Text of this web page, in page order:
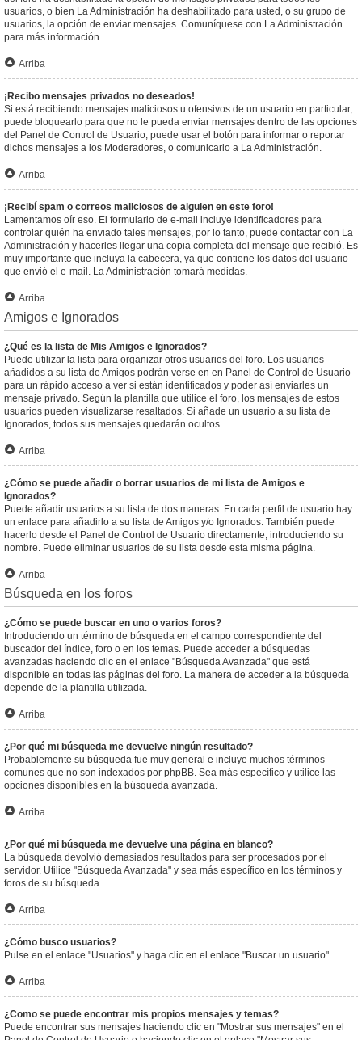
usuarios, o bien La Administración ha deshabilitado para usted, o su grupo de
usuarios, la opción de enviar mensajes. Comuníquese con La Administración
para más información.
Arriba
¡Recibo mensajes privados no deseados!
Si está recibiendo mensajes maliciosos u ofensivos de un usuario en particular,
puede bloquearlo para que no le pueda enviar mensajes dentro de las opciones
del Panel de Control de Usuario, puede usar el botón para informar o reportar
dichos mensajes a los Moderadores, o comunicarlo a La Administración.
Arriba
¡Recibí spam o correos maliciosos de alguien en este foro!
Lamentamos oír eso. El formulario de e-mail incluye identificadores para
controlar quién ha enviado tales mensajes, por lo tanto, puede contactar con La
Administración y hacerles llegar una copia completa del mensaje que recibió. Es
muy importante que incluya la cabecera, ya que contiene los datos del usuario
que envió el e-mail. La Administración tomará medidas.
Arriba
Amigos e Ignorados
¿Qué es la lista de Mis Amigos e Ignorados?
Puede utilizar la lista para organizar otros usuarios del foro. Los usuarios
añadidos a su lista de Amigos podrán verse en en Panel de Control de Usuario
para un rápido acceso a ver si están identificados y poder así enviarles un
mensaje privado. Según la plantilla que utilice el foro, los mensajes de estos
usuarios pueden visualizarse resaltados. Si añade un usuario a su lista de
Ignorados, todos sus mensajes quedarán ocultos.
Arriba
¿Cómo se puede añadir o borrar usuarios de mi lista de Amigos e
Ignorados?
Puede añadir usuarios a su lista de dos maneras. En cada perfil de usuario hay
un enlace para añadirlo a su lista de Amigos y/o Ignorados. También puede
hacerlo desde el Panel de Control de Usuario directamente, introduciendo su
nombre. Puede eliminar usuarios de su lista desde esta misma página.
Arriba
Búsqueda en los foros
¿Cómo se puede buscar en uno o varios foros?
Introduciendo un término de búsqueda en el campo correspondiente del
buscador del índice, foro o en los temas. Puede acceder a búsquedas
avanzadas haciendo clic en el enlace "Búsqueda Avanzada" que está
disponible en todas las páginas del foro. La manera de acceder a la búsqueda
depende de la plantilla utilizada.
Arriba
¿Por qué mi búsqueda me devuelve ningún resultado?
Probablemente su búsqueda fue muy general e incluye muchos términos
comunes que no son indexados por phpBB. Sea más específico y utilice las
opciones disponibles en la búsqueda avanzada.
Arriba
¿Por qué mi búsqueda me devuelve una página en blanco?
La búsqueda devolvió demasiados resultados para ser procesados por el
servidor. Utilice "Búsqueda Avanzada" y sea más específico en los términos y
foros de su búsqueda.
Arriba
¿Cómo busco usuarios?
Pulse en el enlace "Usuarios" y haga clic en el enlace "Buscar un usuario".
Arriba
¿Como se puede encontrar mis propios mensajes y temas?
Puede encontrar sus mensajes haciendo clic en "Mostrar sus mensajes" en el